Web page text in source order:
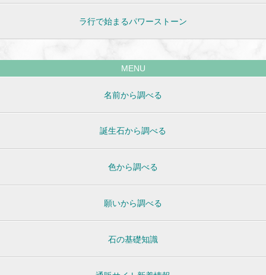
ラ行で始まるパワーストーン
MENU
名前から調べる
誕生石から調べる
色から調べる
願いから調べる
石の基礎知識